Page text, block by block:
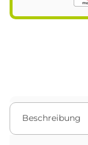
Beschreibung